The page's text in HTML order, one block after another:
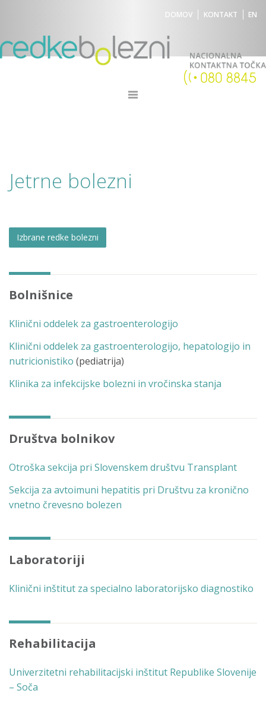
DOMOV KONTAKT EN
Jetrne bolezni
Izbrane redke bolezni
Bolnišnice
Klinični oddelek za gastroenterologijo
Klinični oddelek za gastroenterologijo, hepatologijo in
nutricionistiko (pediatrija)
Klinika za infekcijske bolezni in vročinska stanja
Društva bolnikov
Otroška sekcija pri Slovenskem društvu Transplant
Sekcija za avtoimuni hepatitis pri Društvu za kronično
vnetno črevesno bolezen
Laboratoriji
Klinični inštitut za specialno laboratorijsko diagnostiko
Rehabilitacija
Univerzitetni rehabilitacijski inštitut Republike Slovenije
– Soča